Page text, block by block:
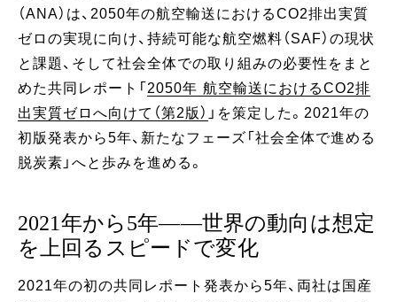
（ANA）は、2050年の航空輸送におけるCO2排出実質
ゼロの実現に向け、持続可能な航空燃料（SAF）の現状
と課題、そして社会全体での取り組みの必要性をまと
めた共同レポート「 2050年 航空輸送におけるCO2排
出実質ゼロへ向けて（第2版） 」を策定した。2021年の
初版発表から5年、新たなフェーズ「社会全体で進める
脱炭素」へと歩みを進める。
2021年から5年——世界の動向は想定
を上回るスピードで変化
2021年の初の共同レポート発表から5年、両社は国産